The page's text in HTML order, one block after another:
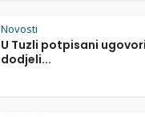
Novosti
U Tuzli potpisani
dodjeli...